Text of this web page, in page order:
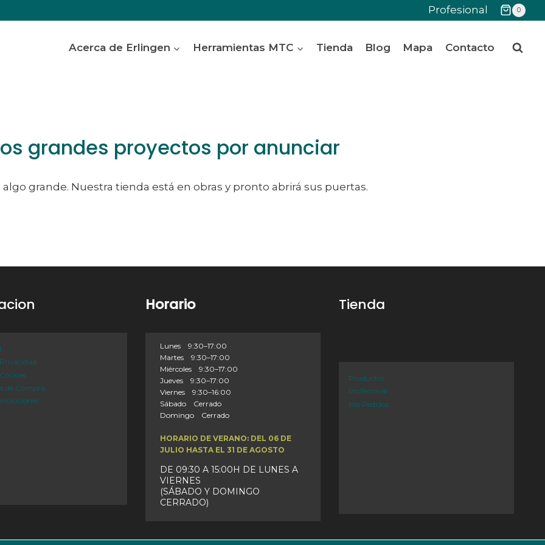
Profesional 0
Acerca de Erlingen Herramientas MTC Tienda Blog Mapa Contacto
grandes proyectos por anunciar
grande. Nuestra tienda está en obras y pronto abrirá sus puertas.
de Compra
Horario
Lunes 9:30–17:00
Martes 9:30–17:00
Miércoles 9:30–17:00
Jueves 9:30–17:00
Viernes 9:30–16:00
Sábado Cerrado
Domingo Cerrado
HORARIO DE VERANO: DEL 06 DE
JULIO HASTA EL 31 DE AGOSTO
DE 09:30 A 15:00H DE LUNES A
VIERNES
(SÁBADO Y DOMINGO
CERRADO)
Tienda
Productos
Profesional
Mis Pedidos